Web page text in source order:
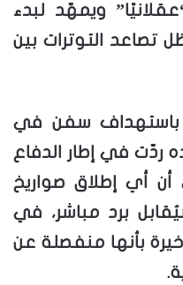
ويمهّد لبدء
تصاعد التوترات بين
باستهداف سفن في
ردّت في إطار الدفاع
أي إطلاق صواريخ
برد مباشر، في
بأنها منفصلة عن